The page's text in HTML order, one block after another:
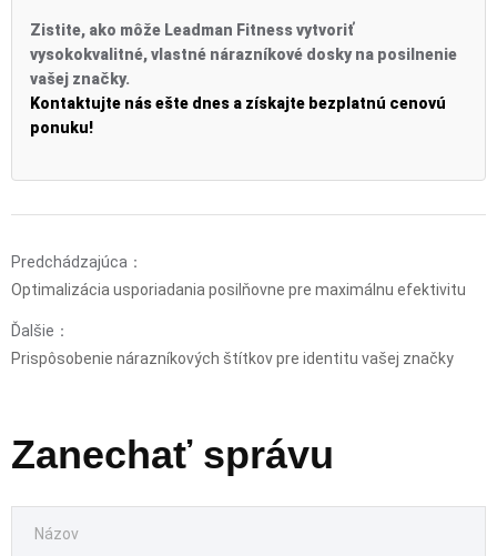
Zistite, ako môže Leadman Fitness vytvoriť
vysokokvalitné, vlastné nárazníkové dosky na posilnenie
vašej značky.
Kontaktujte nás ešte dnes a získajte bezplatnú cenovú
ponuku!
Predchádzajúca：
Optimalizácia usporiadania posilňovne pre maximálnu efektivitu
Ďalšie：
Prispôsobenie nárazníkových štítkov pre identitu vašej značky
Zanechať správu